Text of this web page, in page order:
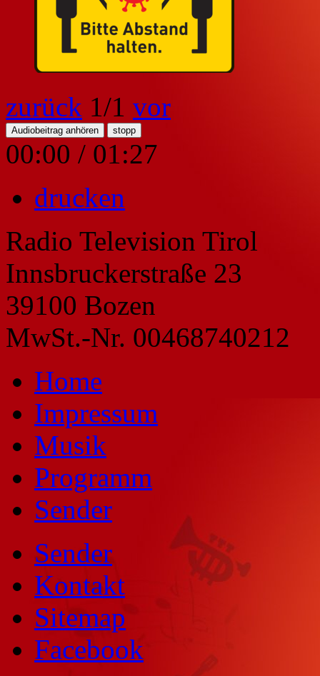
zurück 1/1 vor
Audiobeitrag anhören stopp
00:00 / 01:27
drucken
Radio Television Tirol
Innsbruckerstraße 23
39100 Bozen
MwSt.-Nr. 00468740212
Home
Impressum
Musik
Programm
Sender
Sender
Kontakt
Sitemap
Facebook